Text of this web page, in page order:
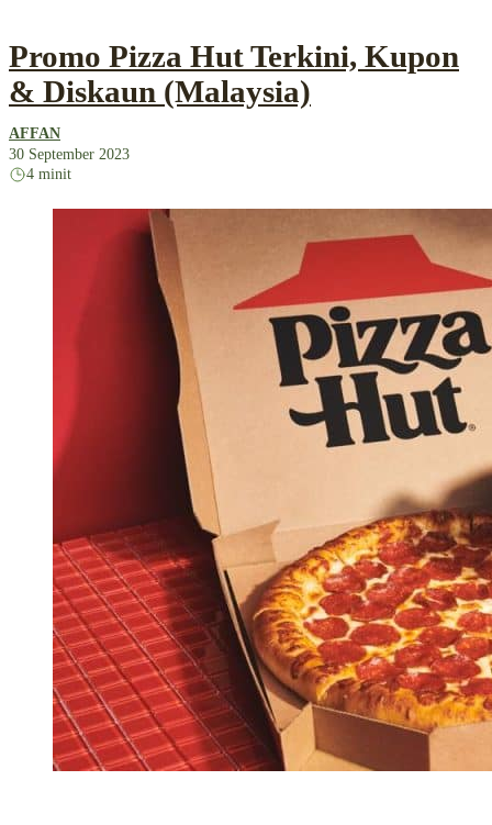
Promo Pizza Hut Terkini, Kupon
& Diskaun (Malaysia)
AFFAN
30 September 2023
4 minit